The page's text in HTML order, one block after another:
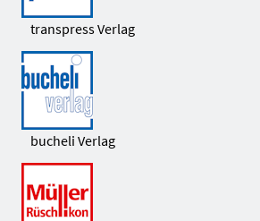
transpress Verlag
bucheli Verlag